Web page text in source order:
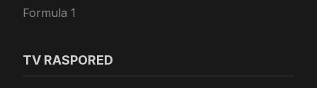
Formula 1
TV RASPORED